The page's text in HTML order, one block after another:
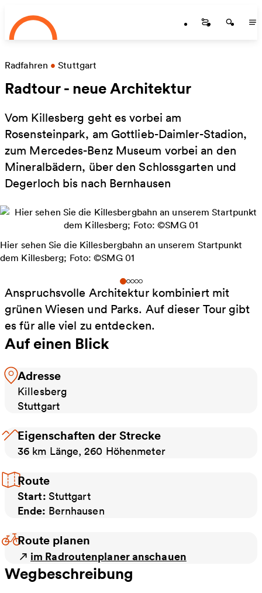
Zum Hauptinhalt springen
Startseite
Radfahren • Stuttgart
Radtour - neue Architektur
Vom Killesberg geht es vorbei am
Rosensteinpark, am Gottlieb-Daimler-Stadion,
zum Mercedes-Benz Museum vorbei an den
Mineralbädern, über den Schlossgarten und
Degerloch bis nach Bernhausen
Hier sehen Sie die Killesbergbahn an unserem Startpunkt
dem Killesberg; Foto: ©SMG 01
Anspruchsvolle Architektur kombiniert mit
grünen Wiesen und Parks. Auf dieser Tour gibt
es für alle viel zu entdecken.
Auf einen Blick
Adresse
Killesberg
Stuttgart
Eigenschaften der Strecke
36 km Länge, 260 Höhenmeter
Route
Start: Stuttgart
Ende: Bernhausen
Route planen
im Radroutenplaner anschauen
Wegbeschreibung